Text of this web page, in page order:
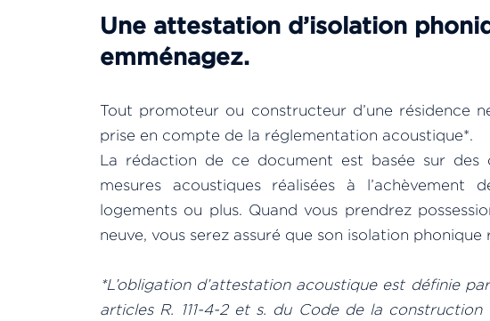
Une attestation d’isolation
emménagez.
Tout promoteur ou constructeur d’une résidence
prise en compte de la réglementation acoustique*.
La rédaction de ce document est basée sur des
mesures acoustiques réalisées à
logements ou plus. Quand vous prendrez
neuve, vous serez assuré que son isolation
*L’obligation d’attestation acoustique est définie
articles R. 111-4-2 et s. du Code de la